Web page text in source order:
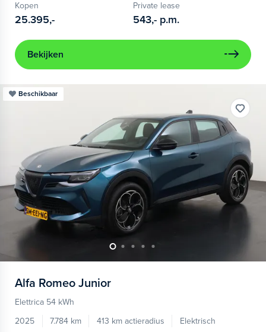
Kopen
25.395,-
Private lease
543,- p.m.
Bekijken
Beschikbaar
Alfa Romeo Junior
Elettrica 54 kWh
2025
7.784 km 413 km actieradius
Elektrisch